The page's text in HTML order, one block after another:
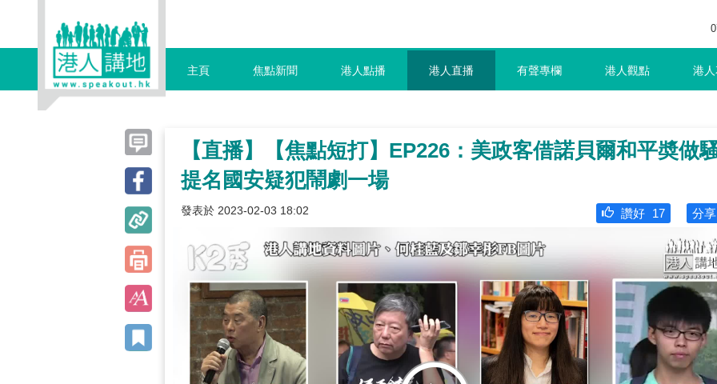
主頁 焦點新聞 港人點播 港人直播 有聲專欄 港人觀點 港
【直播】【焦點短打】EP226：美政客借諾貝爾和平奬做
提名國安疑犯鬧劇一場
發表於 2023-02-03 18:02 分享
讚好 17